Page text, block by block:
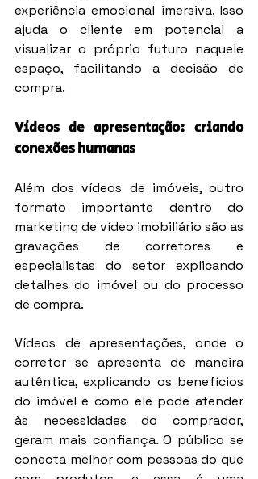
experiência emocional imersiva. Isso
ajuda o cliente em potencial a
visualizar o próprio futuro naquele
espaço, facilitando a decisão de
compra.
Vídeos de apresentação: criando
conexões humanas
Além dos vídeos de imóveis, outro
formato importante dentro do
marketing de vídeo imobiliário são as
gravações de corretores e
especialistas do setor explicando
detalhes do imóvel ou do processo
de compra.
Vídeos de apresentações, onde o
corretor se apresenta de maneira
autêntica, explicando os benefícios
do imóvel e como ele pode atender
às necessidades do comprador,
geram mais confiança. O público se
conecta melhor com pessoas do que